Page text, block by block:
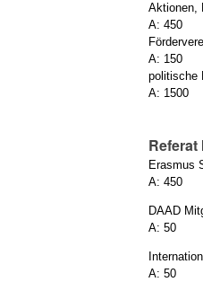
Aktionen,
A: 450
A: 150
politische
A: 1500
Erasmus
A: 450
DAAD
A: 50
A: 50